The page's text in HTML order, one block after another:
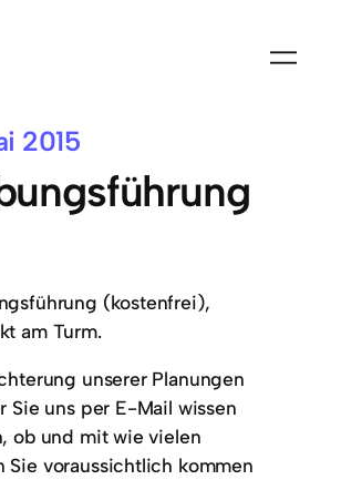
2015
(kostenfrei),
am Turm.
unserer Planungen
Sie uns per E-Mail wissen
ob und mit wie vielen
Sie voraussichtlich kommen